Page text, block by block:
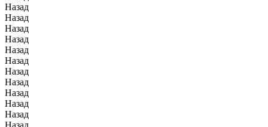
Назад
Назад
Назад
Назад
Назад
Назад
Назад
Назад
Назад
Назад
Назад
Назад